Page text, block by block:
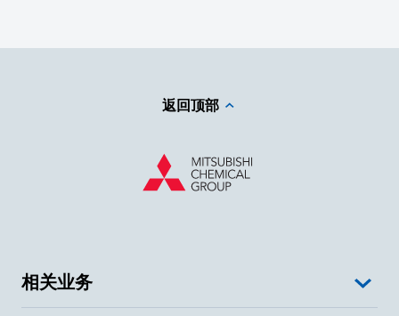
返回顶部
相关业务